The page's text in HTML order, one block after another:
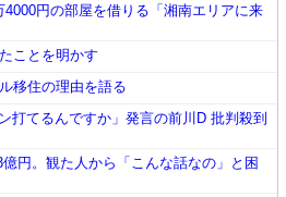
円の部屋を借りる「湘南エリアに来
ことを明かす
移住の理由を語る
打てるんですか」発言の前川D 批判殺到
円。観た人から「こんな話なの」と困